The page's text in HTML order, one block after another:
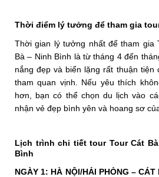
Thời điểm lý tưởng để tham gia
Thời gian lý tưởng nhất để tham gia
Bà – Ninh Bình là từ tháng 4 đến
nắng đẹp và biển lặng rất thuận tiện
tham quan vịnh. Nếu yêu thích
hơn, bạn có thể chọn du lịch vào
nhận vẻ đẹp bình yên và hoang sơ
Lịch trình chi tiết tour Tour Cát
Bình
NGÀY 1: HÀ NỘI/HẢI PHÒNG –